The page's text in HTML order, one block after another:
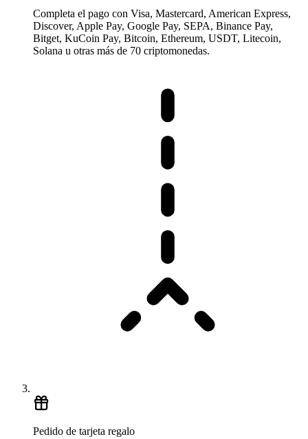
Completa el pago con Visa, Mastercard, American Express,
Discover, Apple Pay, Google Pay, SEPA, Binance Pay,
Bitget, KuCoin Pay, Bitcoin, Ethereum, USDT, Litecoin,
Solana u otras más de 70 criptomonedas.
Pedido de tarjeta regalo